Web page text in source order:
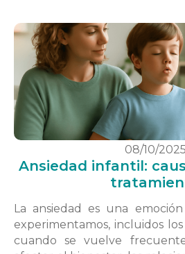
08/10/2025
Ansiedad infantil:
La ansiedad es una
experimentamos, incluidos
cuando se vuelve